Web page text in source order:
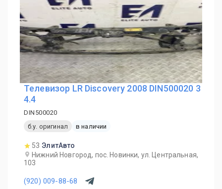
Телевизор LR Discovery 2008 DIN500020 3
4.4
DIN500020
б.у. оригинал
в наличии
53 ЭлитАвто
Нижний Новгород, пос. Новинки, ул. Центральная,
103
(920) 009-88-68